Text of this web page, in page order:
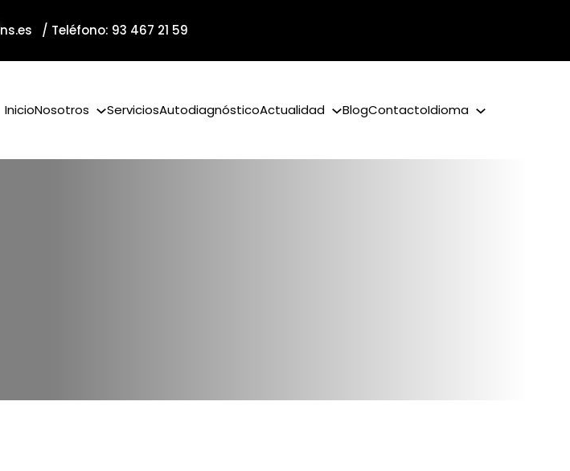
ns.es / Teléfono: 93 467 21 59
InicioNosotros ServiciosAutodiagnósticoActualidad BlogContactoIdioma